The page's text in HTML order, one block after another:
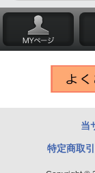
当
特定商取